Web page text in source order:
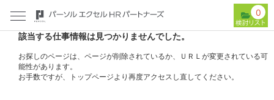
0
該当する仕事情報は見つかりませんでした。
お探しのページは、ページが削除されているか、ＵＲＬが変更されている可
能性があります。
お手数ですが、トップページより再度アクセスし直してください。